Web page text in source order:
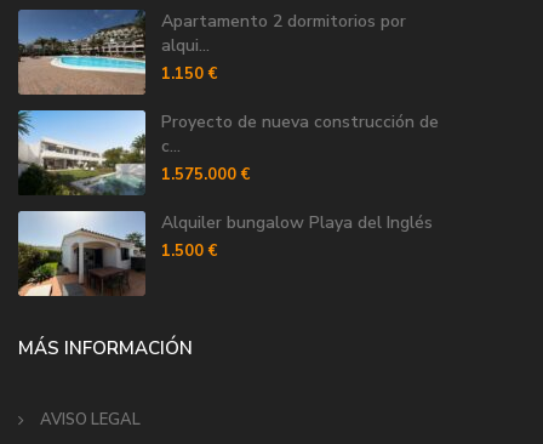
Apartamento 2 dormitorios por
alqui...
1.150 €
Proyecto de nueva construcción de
c...
1.575.000 €
Alquiler bungalow Playa del Inglés
1.500 €
MÁS INFORMACIÓN
AVISO LEGAL